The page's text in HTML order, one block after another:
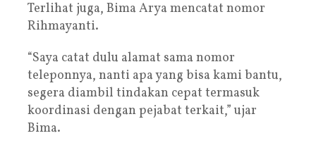
Terlihat juga, Bima Arya mencatat nomor
Rihmayanti.
“Saya catat dulu alamat sama nomor
teleponnya, nanti apa yang bisa kami bantu,
segera diambil tindakan cepat termasuk
koordinasi dengan pejabat terkait,” ujar
Bima.